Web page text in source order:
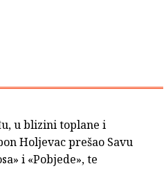
u blizini toplane i
Holjevac prešao Savu
i «Pobjede», te